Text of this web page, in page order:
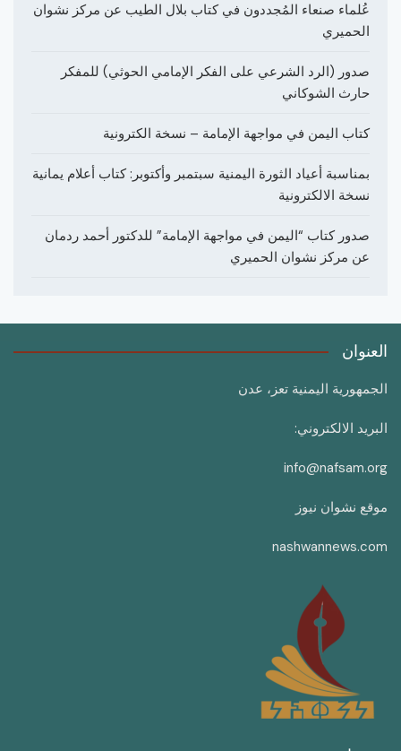
عُلماء صنعاء المُجددون في كتاب بلال الطيب عن مركز نشوان
الحميري
صدور (الرد الشرعي على الفكر الإمامي الحوثي) للمفكر
حارث الشوكاني
كتاب اليمن في مواجهة الإمامة – نسخة الكترونية
بمناسبة أعياد الثورة اليمنية سبتمبر وأكتوبر: كتاب أعلام يمانية
نسخة الالكترونية
صدور كتاب “اليمن في مواجهة الإمامة” للدكتور أحمد ردمان
عن مركز نشوان الحميري
العنوان
الجمهورية اليمنية تعز، عدن
البريد الالكتروني:
info@nafsam.org
موقع نشوان نيوز
nashwannews.com